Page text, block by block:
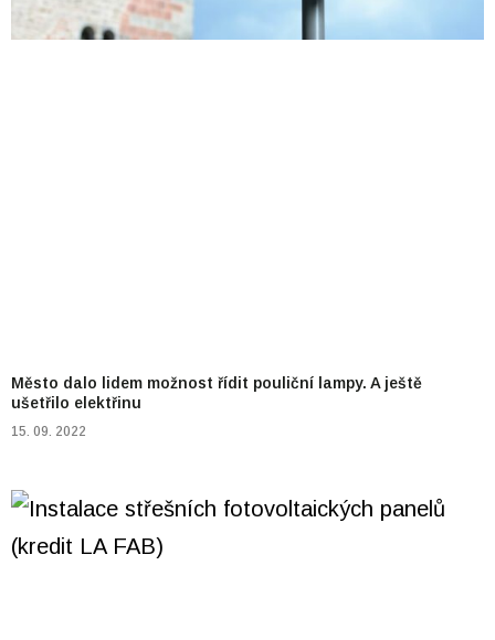
Město dalo lidem možnost řídit pouliční lampy. A ještě
ušetřilo elektřinu
15. 09. 2022